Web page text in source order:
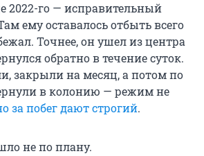
2022-го — исправительный
ему оставалось отбыть всего
Точнее, он ушел из центра
обратно в течение суток.
закрыли на месяц, а потом по
в колонию — режим не
за побег дают строгий.
не по плану.